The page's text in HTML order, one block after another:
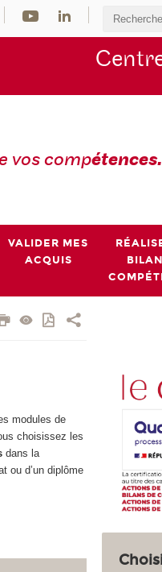
vos compétences.
VALIDER MES
ACQUIS
modules de
choisissez les
dans la
ou d’un diplôme